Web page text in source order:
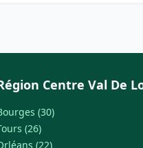
Centre Val De
(30)
(26)
(22)